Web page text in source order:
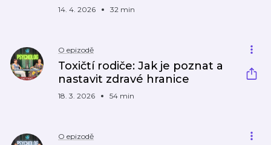
14. 4. 2026 32 min
O epizodě
Toxičtí rodiče: Jak je poznat a
nastavit zdravé hranice
18. 3. 2026 54 min
O epizodě